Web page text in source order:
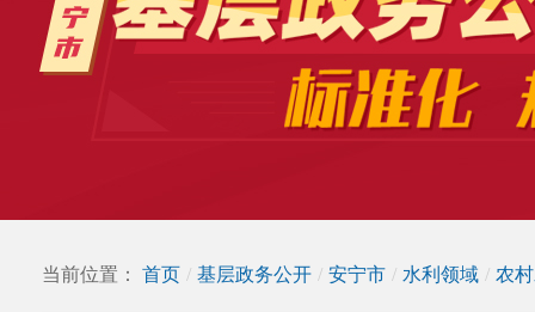
当前位置： 首页 / 基层政务公开 / 安宁市 / 水利领域 / 农